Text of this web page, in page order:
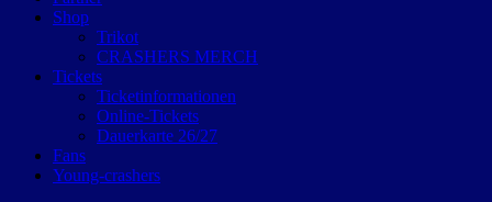
Shop
Trikot
CRASHERS MERCH
Tickets
Ticketinformationen
Online-Tickets
Dauerkarte 26/27
Fans
Young-crashers